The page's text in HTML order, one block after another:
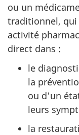
ou un
traditionnel, qui
activité
direct dans :
le
la
ou d'un
leurs
la